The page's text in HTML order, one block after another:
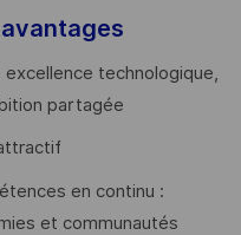
technologique,
partagée
en continu :
et communautés